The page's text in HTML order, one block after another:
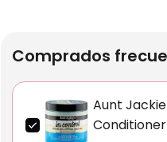
Comprados
Aunt
Conditioner